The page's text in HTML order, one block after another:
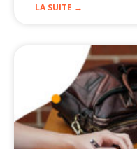
LA SUITE →